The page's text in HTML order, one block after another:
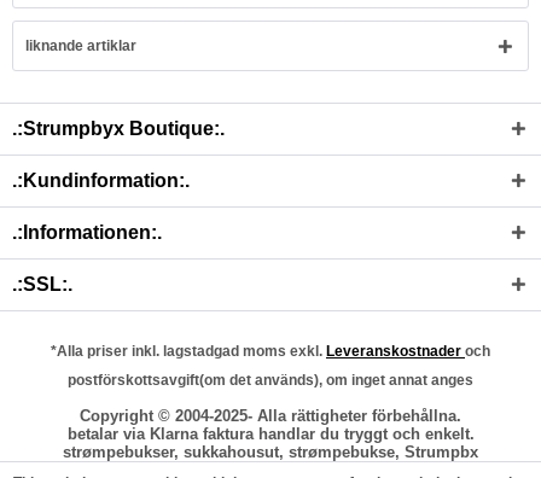
liknande artiklar
.:Strumpbyx Boutique:.
.:Kundinformation:.
.:Informationen:.
.:SSL:.
*Alla priser inkl. lagstadgad moms exkl. Leveranskostnader och
postförskottsavgift(om det används), om inget annat anges
Copyright © 2004-2025- Alla rättigheter förbehållna.
betalar via Klarna faktura handlar du tryggt och enkelt.
strømpebukser, sukkahousut, strømpebukse, Strumpbx